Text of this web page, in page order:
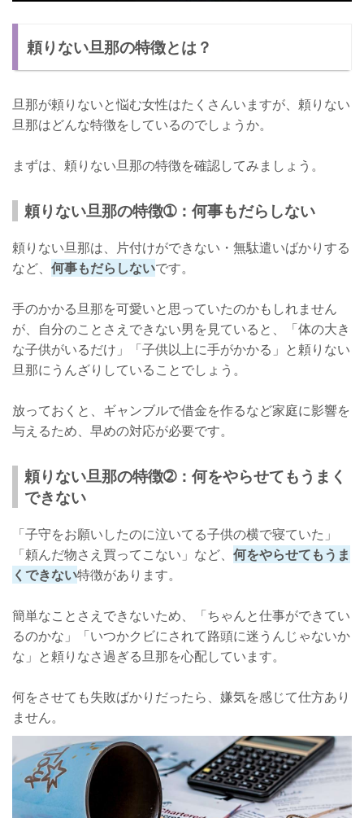
頼りない旦那の特徴とは？
旦那が頼りないと悩む女性はたくさんいますが、頼りない
旦那はどんな特徴をしているのでしょうか。
まずは、頼りない旦那の特徴を確認してみましょう。
頼りない旦那の特徴➀：何事もだらしない
頼りない旦那は、片付けができない・無駄遣いばかりする
など、 何事もだらしないです。
手のかかる旦那を可愛いと思っていたのかもしれません
が、自分のことさえできない男を見ていると、「体の大き
な子供がいるだけ」「子供以上に手がかかる」と頼りない
旦那にうんざりしていることでしょう。
放っておくと、ギャンブルで借金を作るなど家庭に影響を
与えるため、早めの対応が必要です。
頼りない旦那の特徴➁：何をやらせてもうまく
できない
「子守をお願いしたのに泣いてる子供の横で寝ていた」
「頼んだ物さえ買ってこない」など、 何をやらせてもうま
くできない特徴があります。
簡単なことさえできないため、「ちゃんと仕事ができてい
るのかな」「いつかクビにされて路頭に迷うんじゃないか
な」と頼りなさ過ぎる旦那を心配しています。
何をさせても失敗ばかりだったら、嫌気を感じて仕方あり
ません。